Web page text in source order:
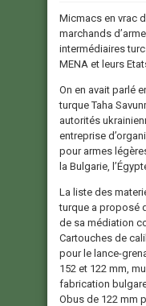
Micmacs en vrac
marchands
intermédiaires
MENA et leurs
On en avait parlé
turque Taha
autorités
entreprise
pour armes
la Bulgarie,
La liste des
turque a proposé
de sa médiation
Cartouches de
pour le lance-
152 et 122 mm,
fabrication
Obus de 122 mm